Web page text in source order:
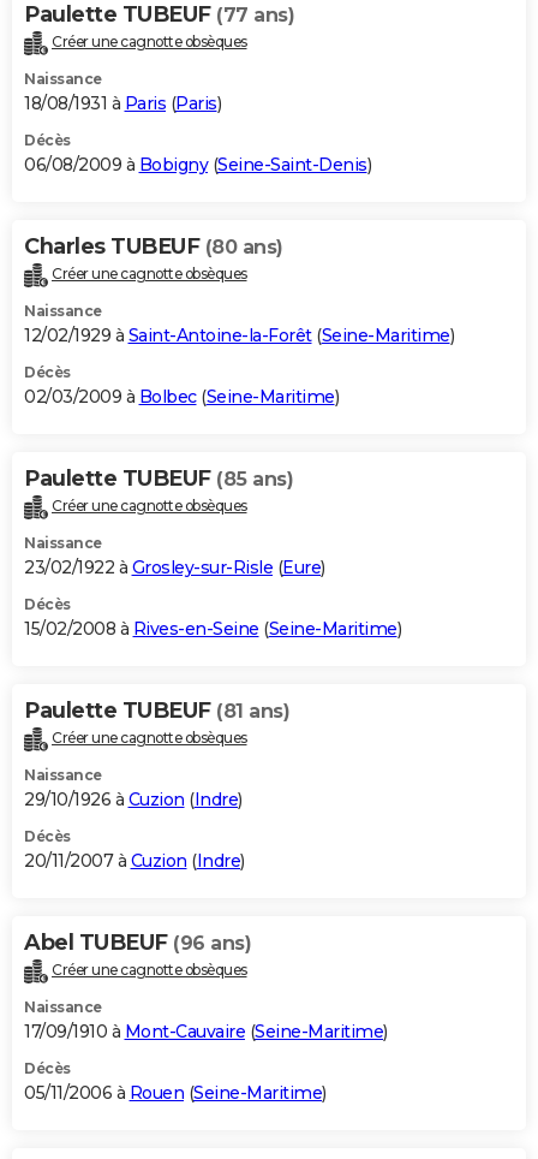
Paulette TUBEUF (77 ans)
Créer une cagnotte obsèques
Naissance
18/08/1931 à Paris (Paris)
Décès
06/08/2009 à Bobigny(Seine-Saint-Denis)
Charles TUBEUF (80 ans)
Créer une cagnotte obsèques
Naissance
12/02/1929 à Saint-Antoine-la-Forêt(Seine-Maritime)
Décès
02/03/2009 à Bolbec(Seine-Maritime)
Paulette TUBEUF (85 ans)
Créer une cagnotte obsèques
Naissance
23/02/1922 à Grosley-sur-Risle (Eure)
Décès
15/02/2008 à Rives-en-Seine (Seine-Maritime)
Paulette TUBEUF (81 ans)
Créer une cagnotte obsèques
Naissance
29/10/1926 à Cuzion (Indre)
Décès
20/11/2007 à Cuzion (Indre)
Abel TUBEUF (96 ans)
Créer une cagnotte obsèques
Naissance
17/09/1910 à Mont-Cauvaire (Seine-Maritime)
Décès
05/11/2006 à Rouen (Seine-Maritime)